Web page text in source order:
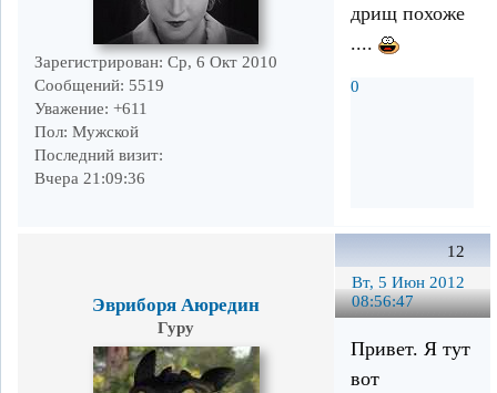
Зарегистрирован: Ср, 6 Окт 2010
Сообщений: 5519
Уважение: +611
Пол: Мужской
Последний визит:
Вчера 21:09:36
дрищ похоже
....
0
12
Вт, 5 Июн 2012
08:56:47
Эвриборя Аюредин
Гуру
Привет. Я тут
вот